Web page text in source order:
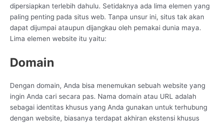
dipersiapkan terlebih dahulu. Setidaknya ada lima elemen yang
paling penting pada situs web. Tanpa unsur ini, situs tak akan
dapat dijumpai ataupun dijangkau oleh pemakai dunia maya.
Lima elemen website itu yaitu:
Domain
Dengan domain, Anda bisa menemukan sebuah website yang
ingin Anda cari secara pas. Nama domain atau URL adalah
sebagai identitas khusus yang Anda gunakan untuk terhubung
dengan website, biasanya terdapat akhiran ekstensi khusus